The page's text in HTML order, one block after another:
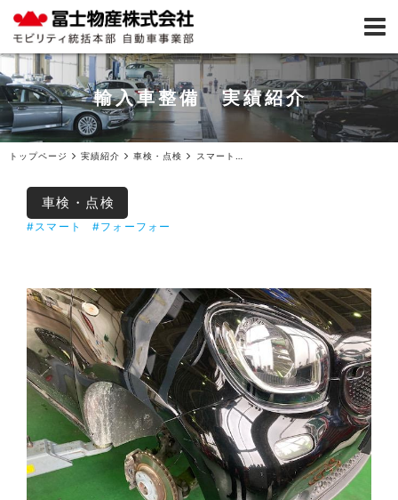
輸入車整備 実績紹介
トップページ 実績紹介 車検・点検
車検・点検
#スマート #フォーフォー